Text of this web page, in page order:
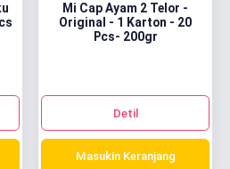
Mi Cap Ayam 2 Telor -
Original - 1 Karton - 20
Pcs- 200gr
Detil
Masukin Keranjang